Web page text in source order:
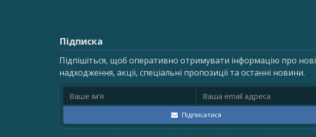
Підписка
Підпішіться, щоб оперативно отримувати інформацію про нові
надходження, акції, спеціальні пропозиції та останні новини.
Ім'я Email адреса
Підписатися